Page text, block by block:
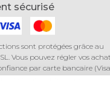
sécurisé
sont protégées grâce au
Vous pouvez régler vos
par carte bancaire (Visa,
American Express) avec notre